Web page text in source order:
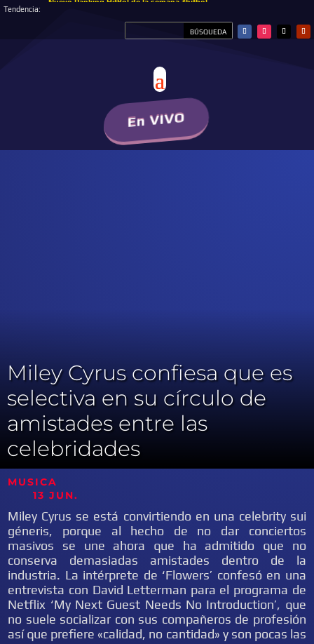
Tendencia:
Nuevo Ranking HitBol de la semana #hitbol
En VIVO
Miley Cyrus confiesa que es
selectiva en su círculo de
amistades entre las
celebridades
MUSICA
13 JUN.
Miley Cyrus se está convirtiendo en una celebrity sui
géneris, porque al hecho de no dar conciertos
masivos se une ahora que ha admitido que no
conserva demasiadas amistades dentro de la
industria. La intérprete de ‘Flowers’ confesó en una
entrevista con David Letterman para el programa de
Netflix ‘My Next Guest Needs No Introduction’, que
no suele socializar con sus compañeros de profesión
así que prefiere «calidad, no cantidad» y son pocas las